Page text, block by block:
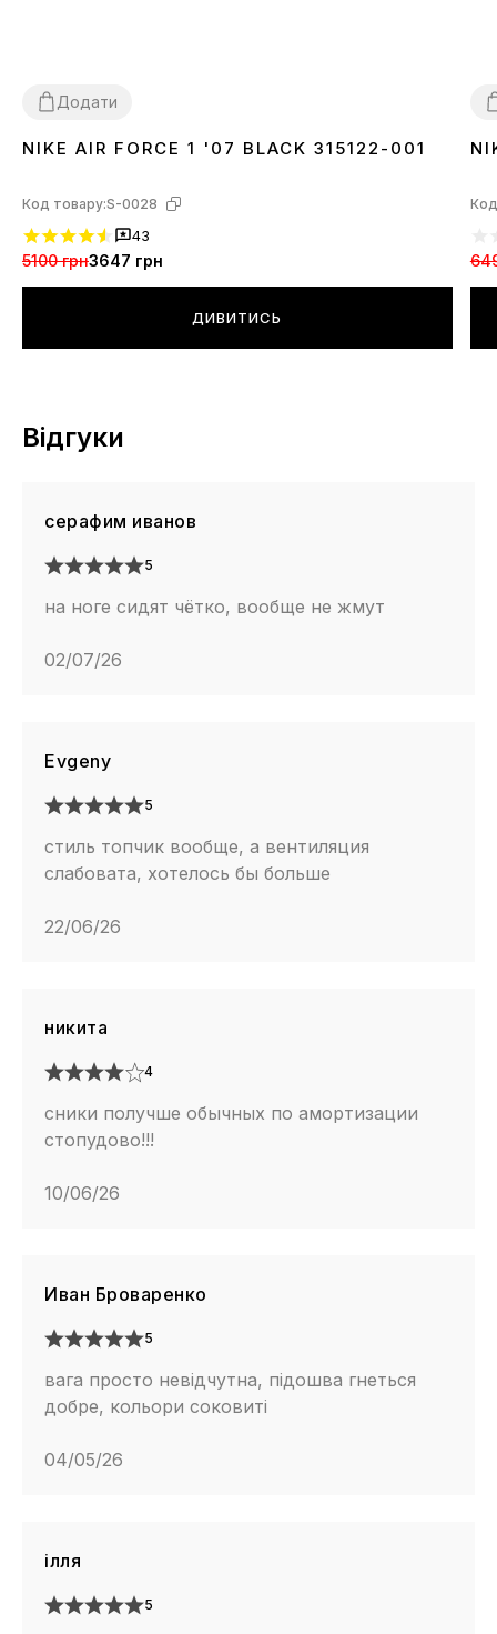
Додати
3637 38 39 40414243 44 45 46
NIKE AIR FORCE 1 '07 BLACK 315122-001
Код товару:S-0028
43
5100 грн3647 грн
ДИВИТИСЬ
Відгуки
серафим иванов
5
на ноге сидят чётко, вообще не жмут
02/07/26
Evgeny
5
стиль топчик вообще, а вентиляция
слабовата, хотелось бы больше
22/06/26
никита
4
сники получше обычных по амортизации
стопудово!!!
10/06/26
Иван Броваренко
5
вага просто невідчутна, підошва гнеться
добре, кольори соковиті
04/05/26
ілля
5